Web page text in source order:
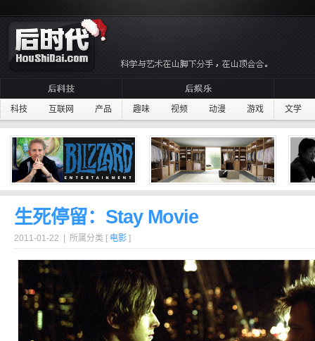
科技 互联网 产品 趣味 视频 动漫 游戏 文学
生死停留：Stay Movie
2011-01-22 | 所属分类 [ 电影 ]